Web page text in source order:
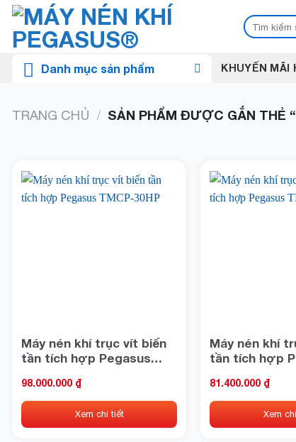
Skip
content
Tìm
kiếm:
Danh mục sản phẩm KHUYẾN MÃI
TRANG CHỦ / SẢN PHẨM ĐƯỢC GẮN THẺ
Máy nén khí trục vít biến
tần tích hợp Pegasus
98.000.000 ₫
Xem chi tiết
Máy nén khí
tần tích hợp
81.400.000 ₫
Xem